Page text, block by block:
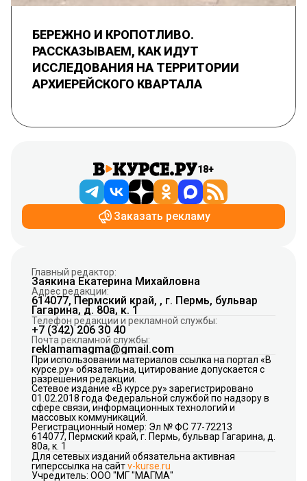
БЕРЕЖНО И КРОПОТЛИВО.
РАССКАЗЫВАЕМ, КАК ИДУТ
ИССЛЕДОВАНИЯ НА ТЕРРИТОРИИ
АРХИЕРЕЙСКОГО КВАРТАЛА
18+
Заказать рекламу
Главный редактор:
Заякина Екатерина Михайловна
Адрес редакции:
614077, Пермский край, , г. Пермь, бульвар
Гагарина, д. 80а, к. 1
Телефон редакции и рекламной службы:
+7 (342) 206 30 40
Почта рекламной службы:
reklamamagma@gmail.com
При использовании материалов ссылка на портал «В
курсе.ру» обязательна, цитирование допускается с
разрешения редакции.
Сетевое издание «В курсе.ру» зарегистрировано
01.02.2018 года Федеральной службой по надзору в
сфере связи, информационных технологий и
массовых коммуникаций.
Регистрационный номер: Эл № ФС 77-72213
614077, Пермский край, г. Пермь, бульвар Гагарина, д.
80а, к. 1
Для сетевых изданий обязательна активная
гиперссылка на сайтv-kurse.ru
Учредитель: ООО "МГ "МАГМА"